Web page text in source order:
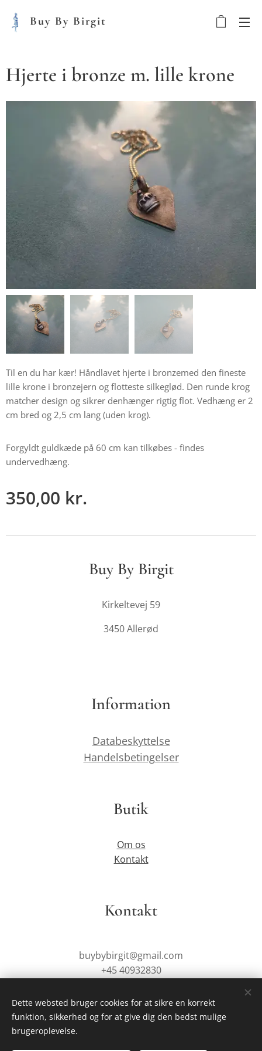
Buy By Birgit
Hjerte i bronze m. lille krone
Til en du har kær! Håndlavet hjerte i bronzemed den fineste
lille krone i bronzejern og flotteste silkeglød. Den runde krog
matcher design og sikrer denhænger rigtig flot. Vedhæng er 2
cm bred og 2,5 cm lang (uden krog).
Forgyldt guldkæde på 60 cm kan tilkøbes - findes
undervedhæng.
350,00 kr.
Buy By Birgit
Kirkeltevej 59
3450 Allerød
Information
Databeskyttelse
Handelsbetingelser
Butik
Om os
Kontakt
Kontakt
buybybirgit@gmail.com
+45 40932830
Drevet af Webnode Cookies
Dette websted bruger cookies for at sikre en korrekt
funktion, sikkerhed og for at give dig den bedst mulige
brugeroplevelse.